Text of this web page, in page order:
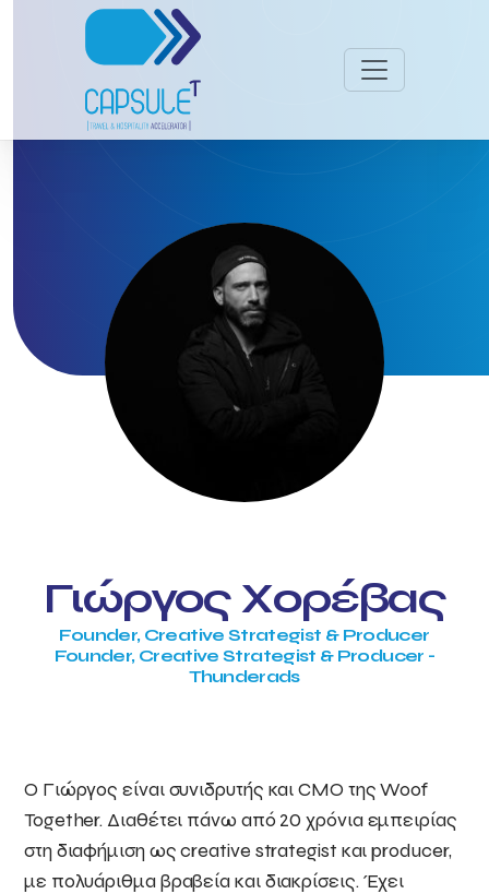
Γιώργος Χορέβας
Founder, Creative Strategist & Producer
Founder, Creative Strategist & Producer -
Thunderads
Ο Γιώργος είναι συνιδρυτής και CMO της Woof
Together. Διαθέτει πάνω από 20 χρόνια εμπειρίας
στη διαφήμιση ως creative strategist και producer,
με πολυάριθμα βραβεία και διακρίσεις. Έχει